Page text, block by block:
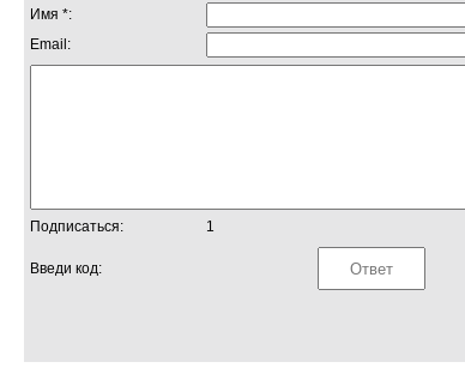
Имя *:
Email:
Подписаться: 1
Введи код: